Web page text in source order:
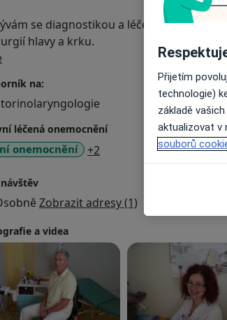
se diagnostikou a léčením chorob a
hlavy a krku.
na:
léčená onemocnění
onemocnění +2 a11y_sr_more_diseases
Zobrazit adresy (1)
a videa
Přijetím
technologie)
základě
aktualizovat v
souborů